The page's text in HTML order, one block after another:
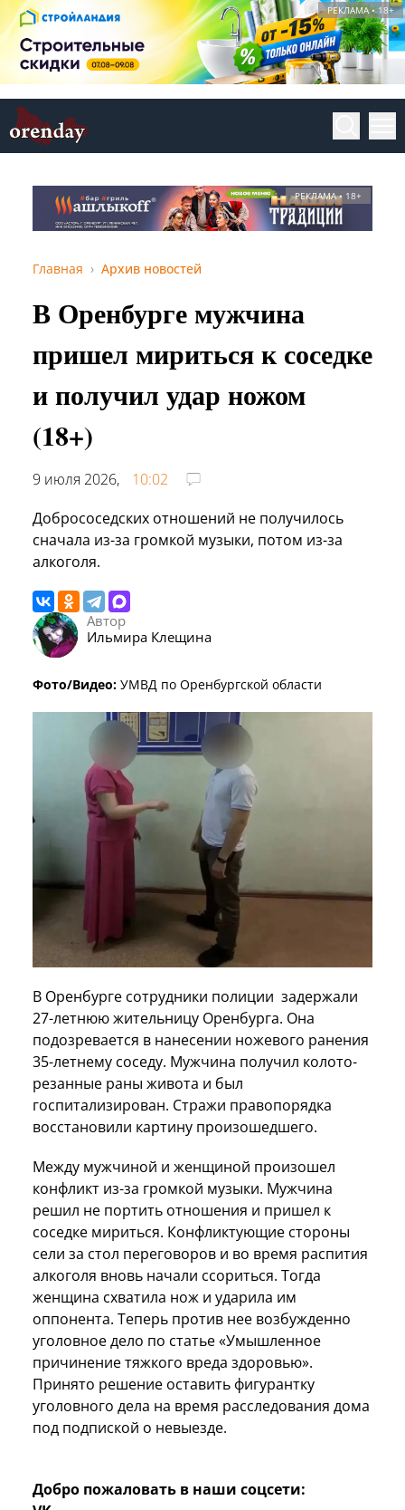
РЕКЛАМА • 18+
РЕКЛАМА • 18+
Главная Архив новостей
В Оренбурге мужчина
пришел мириться к соседке
и получил удар ножом
(18+)
9 июля 2026,
10:02
Добрососедских отношений не получилось
сначала из-за громкой музыки, потом из-за
алкоголя.
Автор
Ильмира Клещина
Фото/Видео: УМВД по Оренбургской области
В Оренбурге сотрудники полиции задержали
27-летнюю жительницу Оренбурга. Она
подозревается в нанесении ножевого ранения
35-летнему соседу. Мужчина получил колото-
резанные раны живота и был
госпитализирован. Стражи правопорядка
восстановили картину произошедшего.
Между мужчиной и женщиной произошел
конфликт из-за громкой музыки. Мужчина
решил не портить отношения и пришел к
соседке мириться. Конфликтующие стороны
сели за стол переговоров и во время распития
алкоголя вновь начали ссориться. Тогда
женщина схватила нож и ударила им
оппонента. Теперь против нее возбужденно
уголовное дело по статье «Умышленное
причинение тяжкого вреда здоровью».
Принято решение оставить фигурантку
уголовного дела на время расследования дома
под подпиской о невыезде.
Добро пожаловать в наши соцсети: